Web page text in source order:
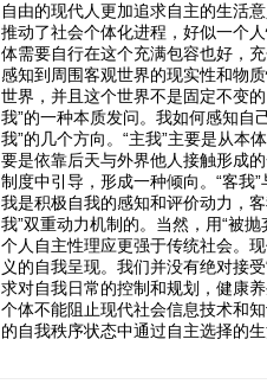
自由的现代人更加追求自主的生活
推动了社会个体化进程，好似一个
体需要自行在这个充满包容也好，
感知到周围客观世界的现实性和物
世界，并且这个世界不是固定不变
我”的一种本质发问。我如何感知自
我”的几个方向。“主我”主要是从本
要是依靠后天与外界他人接触形成
制度中引导，形成一种倾向。“客我
我是积极自我的感知和评价动力，
我”双重动力机制的。当然，用“被
个人自主性理应更强于传统社会。
义的自我呈现。我们并没有绝对接
求对自我日常的控制和规划，健康
个体不能阻止现代社会信息技术和
的自我秩序状态中通过自主选择的